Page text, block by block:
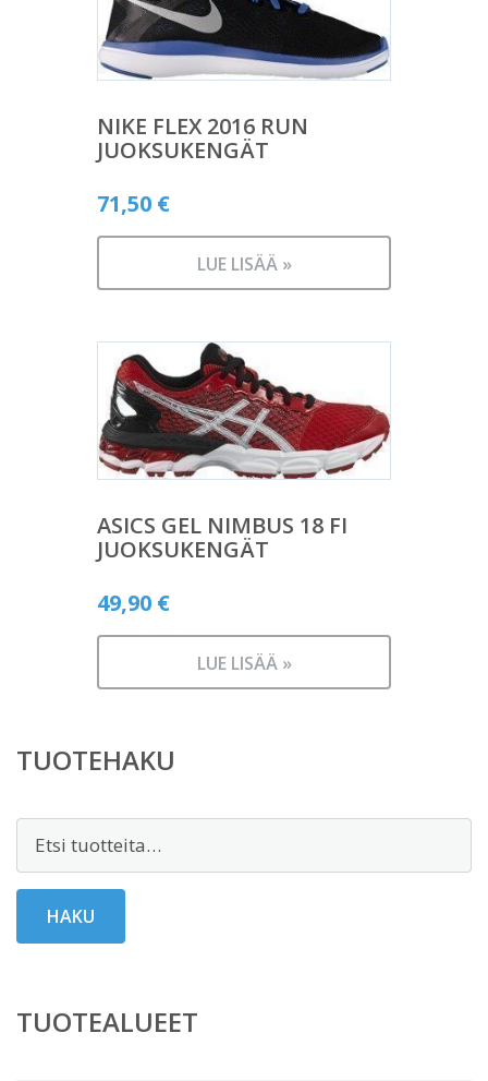
NIKE FLEX 2016 RUN
JUOKSUKENGÄT
71,50 €
LUE LISÄÄ »
ASICS GEL NIMBUS 18 FI
JUOKSUKENGÄT
49,90 €
LUE LISÄÄ »
TUOTEHAKU
Etsi:
HAKU
TUOTEALUEET